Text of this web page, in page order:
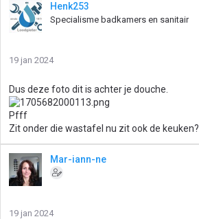
Henk253
Specialisme badkamers en sanitair
19 jan 2024
Dus deze foto dit is achter je douche.
Pfff
Zit onder die wastafel nu zit ook de keuken?
Mar-iann-ne
19 jan 2024